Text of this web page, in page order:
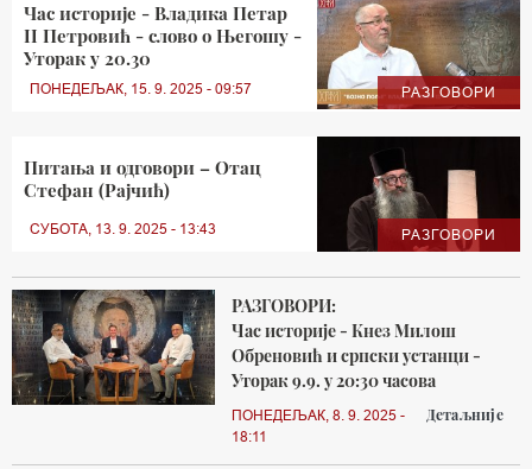
РАЗГОВОРИ
Час историје - Владика Петар
II Петровић - слово о Његошу -
Уторак у 20.30
ПОНЕДЕЉАК, 15. 9. 2025 - 09:57
РАЗГОВОРИ
Питања и одговори – Отац
Стефан (Рајчић)
СУБОТА, 13. 9. 2025 - 13:43
РАЗГОВОРИ:
Час историје - Кнез Милош
Обреновић и српски устанци -
Уторак 9.9. у 20:30 часова
ПОНЕДЕЉАК, 8. 9. 2025 -
18:11
Детаљније